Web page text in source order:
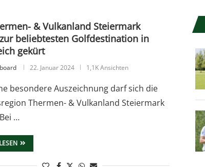
& Vulkanland Steiermark
beliebtesten Golfdestination in
gekürt
22. Januar 2024 1,1K Ansichten
besondere Auszeichnung darf sich die
Thermen- & Vulkanland Steiermark
…